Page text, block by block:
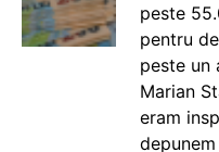
peste
pentru
peste un
Marian
eram